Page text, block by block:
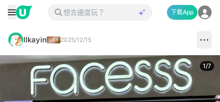
下載App
llkayin 2025/12/15
1/7